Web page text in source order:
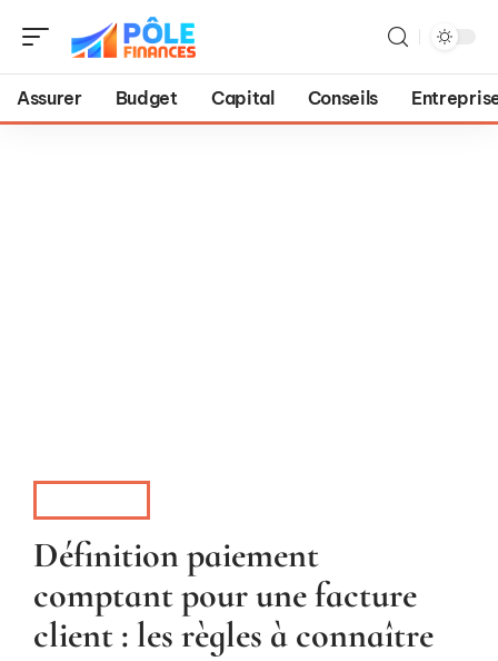
Assurer Budget Capital Conseils
Définition paiement
comptant pour une facture
client : les règles à connaître